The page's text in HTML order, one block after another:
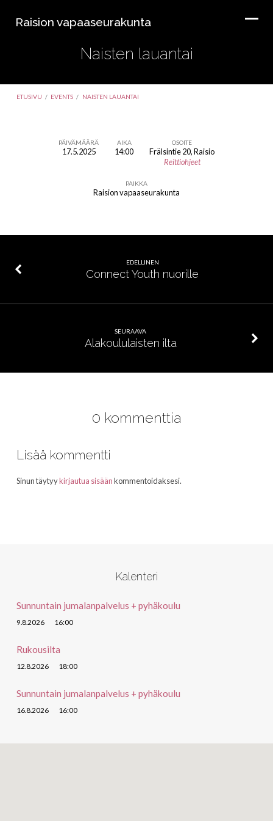
Raision vapaaseurakunta
Naisten lauantai
ETUSIVU / EVENTS / NAISTEN LAUANTAI
PÄIVÄMÄÄRÄ
17.5.2025
AIKA
14:00
OSOITE
Frälsintie 20, Raisio
Reittiohjeet
PAIKKA
Raision vapaaseurakunta
EDELLINEN
Connect Youth nuorille
SEURAAVA
Alakoululaisten ilta
0 kommenttia
Lisää kommentti
Sinun täytyykirjautua sisäänkommentoidaksesi.
Kalenteri
Sunnuntain jumalanpalvelus + pyhäkoulu
9.8.2026 16:00
Rukousilta
12.8.2026 18:00
Sunnuntain jumalanpalvelus + pyhäkoulu
16.8.2026 16:00